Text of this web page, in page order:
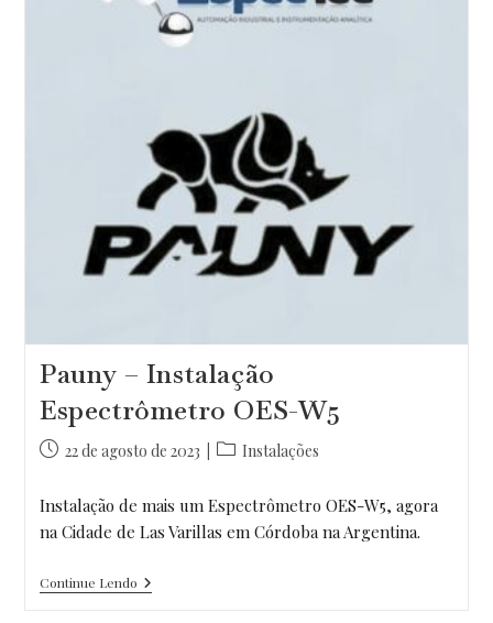
Pauny – Instalação
Espectrômetro OES-W5
Post22 de agosto de 2023
Categoria
post:
Instalações
Instalação de mais um Espectrômetro OES-W5, agora
na Cidade de Las Varillas em Córdoba na Argentina.
Continue LendoPauny
–